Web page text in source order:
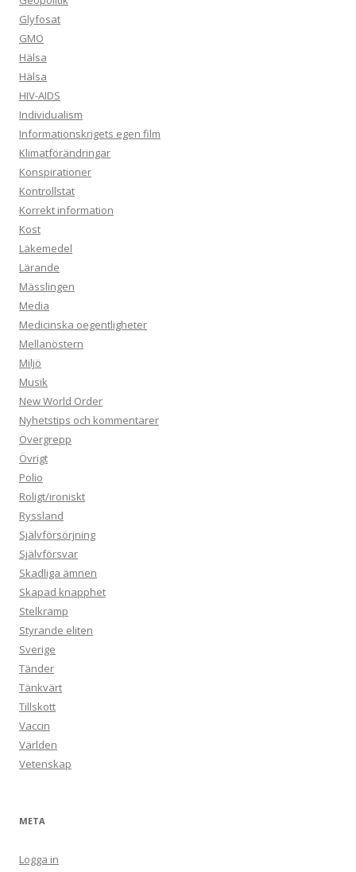
Glyfosat
GMO
Hälsa
Hälsa
HIV-AIDS
Individualism
Informationskrigets egen film
Klimatförändringar
Konspirationer
Kontrollstat
Korrekt information
Kost
Läkemedel
Lärande
Mässlingen
Media
Medicinska oegentligheter
Mellanöstern
Miljö
Musik
New World Order
Nyhetstips och kommentarer
Övergrepp
Övrigt
Polio
Roligt/ironiskt
Ryssland
Självförsörjning
Självförsvar
Skadliga ämnen
Skapad knapphet
Stelkramp
Styrande eliten
Sverige
Tänder
Tänkvärt
Tillskott
Vaccin
Världen
Vetenskap
META
Logga in